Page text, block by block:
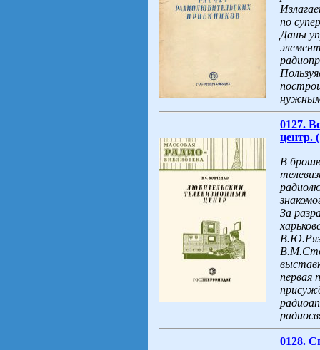
по
Даны
0127.
центр.
В
За
первая
0128.